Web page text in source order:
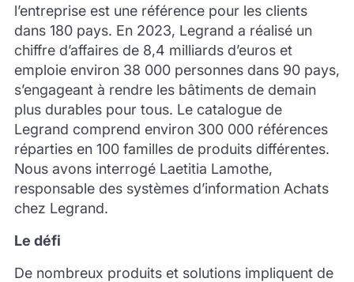
l’entreprise est une référence pour les clients
dans 180 pays. En 2023, Legrand a réalisé un
chiffre d’affaires de 8,4 milliards d’euros et
emploie environ 38 000 personnes dans 90 pays,
s’engageant à rendre les bâtiments de demain
plus durables pour tous. Le catalogue de
Legrand comprend environ 300 000 références
réparties en 100 familles de produits différentes.
Nous avons interrogé Laetitia Lamothe,
responsable des systèmes d’information Achats
chez Legrand.
Le défi
De nombreux produits et solutions impliquent de